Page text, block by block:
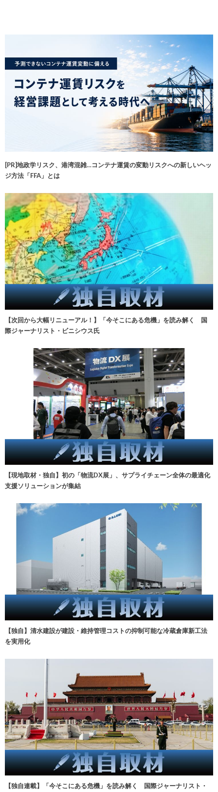
[PR]地政学リスク、港湾混雑…コンテナ運賃の変動リスクへの新しいヘッ
ジ方法「FFA」とは
【次回から大幅リニューアル！】「今そこにある危機」を読み解く 国
際ジャーナリスト・ビニシウス氏
【現地取材・独自】初の「物流DX展」、サプライチェーン全体の最適化
支援ソリューションが集結
【独自】清水建設が建設・維持管理コストの抑制可能な冷蔵倉庫新工法
を実用化
【独自連載】「今そこにある危機」を読み解く 国際ジャーナリスト・